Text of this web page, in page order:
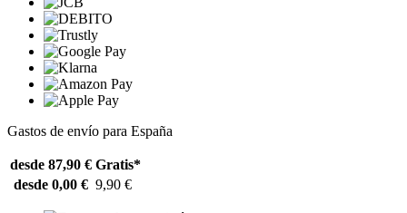
Gastos de envío para España
desde 87,90 € Gratis*
desde 0,00 € 9,90 €